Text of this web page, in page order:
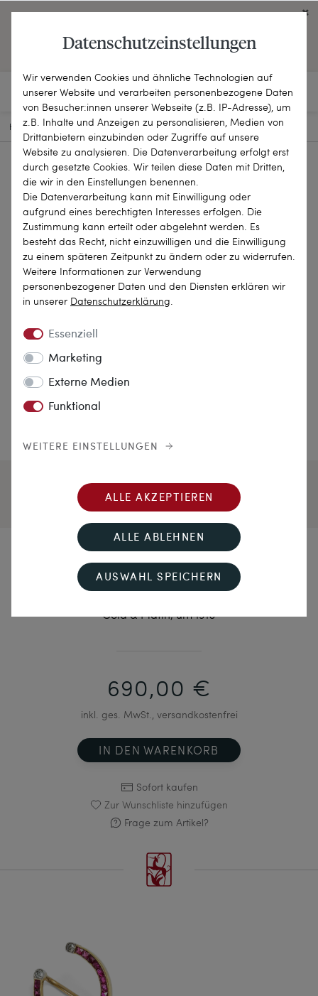
OPEN ENGLISH WEBSITE
HOME SCHMUCKSTÜCKE BROSCHEN & NADELN 25-2692
Glaub’ an das Glück!
Gold & Platin, um 1910
690,00 €
inkl. ges. MwSt., versandkostenfrei
IN DEN WARENKORB
Sofort kaufen
Zur Wunschliste hinzufügen
Frage zum Artikel?
Datenschutzeinstellungen
Wir verwenden Cookies und ähnliche Technologien auf
unserer Website und verarbeiten personenbezogene Daten
von Besucher:innen unserer Webseite (z.B. IP-Adresse), um
z.B. Inhalte und Anzeigen zu personalisieren, Medien von
Drittanbietern einzubinden oder Zugriffe auf unsere
Website zu analysieren. Die Datenverarbeitung erfolgt erst
durch gesetzte Cookies. Wir teilen diese Daten mit Dritten,
die wir in den Einstellungen benennen.
Die Datenverarbeitung kann mit Einwilligung oder
aufgrund eines berechtigten Interesses erfolgen. Die
Zustimmung kann erteilt oder abgelehnt werden. Es
besteht das Recht, nicht einzuwilligen und die Einwilligung
zu einem späteren Zeitpunkt zu ändern oder zu widerrufen.
Weitere Informationen zur Verwendung
personenbezogener Daten und den Diensten erklären wir
in unserer Daten­schutz­erklärung.
Essenziell
Marketing
Externe Medien
Funktional
WEITERE EINSTELLUNGEN
ALLE AKZEPTIEREN
ALLE ABLEHNEN
AUSWAHL SPEICHERN